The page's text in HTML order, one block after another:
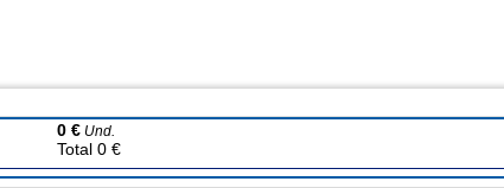
0 €Und.
Total 0 €